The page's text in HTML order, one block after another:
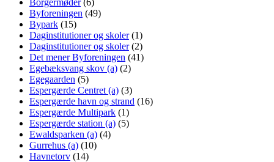
Byforeningen (49)
Bypark (15)
Daginstitutioner og skoler(1)
Daginstitutioner og skoler(2)
Det mener Byforeningen (41)
Egebæksvang skov (a) (2)
Egegaarden (5)
Espergærde Centret (a) (3)
Espergærde havn og strand (16)
Espergærde Multipark (1)
Espergærde station (a) (5)
Ewaldsparken (a) (4)
Gurrehus (a) (10)
Havnetorv (14)